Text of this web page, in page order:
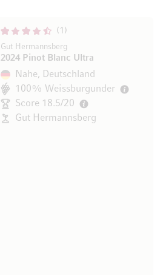
1
Gut Hermannsberg
2024 Pinot Blanc Ultra
Nahe, Deutschland
100% Weissburgunder
Score 18.5/20
Gut Hermannsberg